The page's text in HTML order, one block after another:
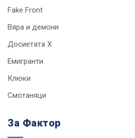
Fake Front
Вяра и демони
Досиетата Х
Емигранти
Клюки
Смотаняци
За Фактор